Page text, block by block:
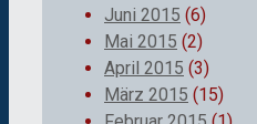
Juni 2015 (6)
Mai 2015 (2)
April 2015 (3)
März 2015 (15)